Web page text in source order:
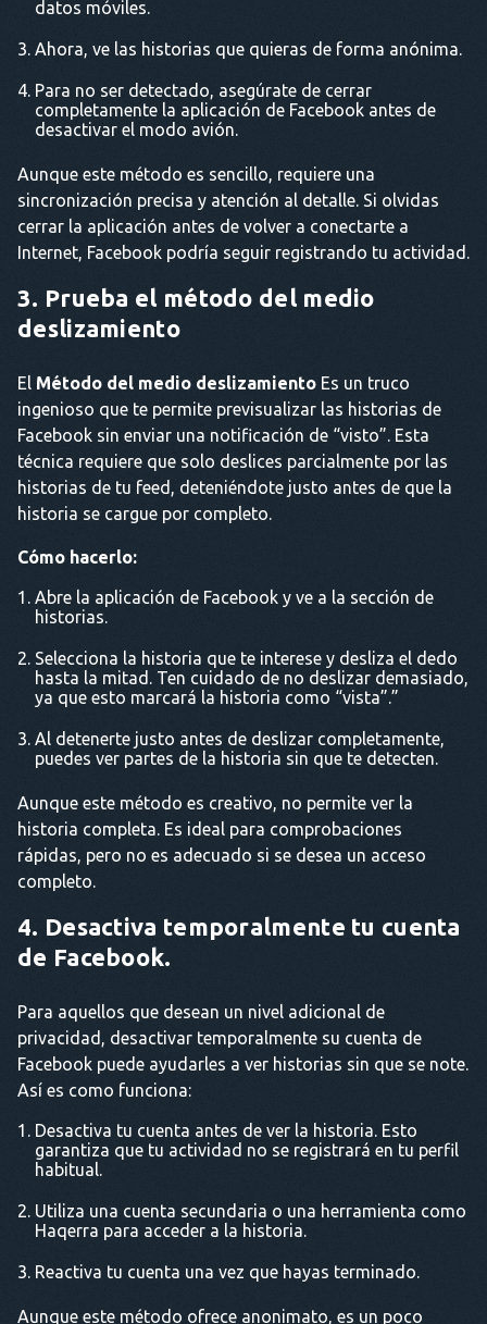
datos móviles.
Ahora, ve las historias que quieras de forma anónima.
Para no ser detectado, asegúrate de cerrar
completamente la aplicación de Facebook antes de
desactivar el modo avión.
Aunque este método es sencillo, requiere una
sincronización precisa y atención al detalle. Si olvidas
cerrar la aplicación antes de volver a conectarte a
Internet, Facebook podría seguir registrando tu actividad.
3. Prueba el método del medio
deslizamiento
El Método del medio deslizamiento Es un truco
ingenioso que te permite previsualizar las historias de
Facebook sin enviar una notificación de “visto”. Esta
técnica requiere que solo deslices parcialmente por las
historias de tu feed, deteniéndote justo antes de que la
historia se cargue por completo.
Cómo hacerlo:
Abre la aplicación de Facebook y ve a la sección de
historias.
Selecciona la historia que te interese y desliza el dedo
hasta la mitad. Ten cuidado de no deslizar demasiado,
ya que esto marcará la historia como “vista”.”
Al detenerte justo antes de deslizar completamente,
puedes ver partes de la historia sin que te detecten.
Aunque este método es creativo, no permite ver la
historia completa. Es ideal para comprobaciones
rápidas, pero no es adecuado si se desea un acceso
completo.
4. Desactiva temporalmente tu cuenta
de Facebook.
Para aquellos que desean un nivel adicional de
privacidad, desactivar temporalmente su cuenta de
Facebook puede ayudarles a ver historias sin que se note.
Así es como funciona:
Desactiva tu cuenta antes de ver la historia. Esto
garantiza que tu actividad no se registrará en tu perfil
habitual.
Utiliza una cuenta secundaria o una herramienta como
Haqerra para acceder a la historia.
Reactiva tu cuenta una vez que hayas terminado.
Aunque este método ofrece anonimato, es un poco